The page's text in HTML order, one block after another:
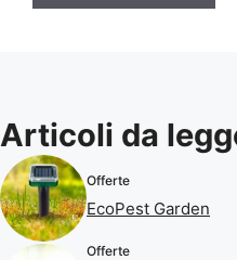
Articoli da
Offerte
EcoPest Garden
Offerte